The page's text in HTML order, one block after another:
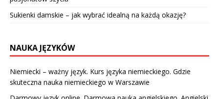
Sukienki damskie – jak wybrać idealną na każdą okazję?
NAUKA JĘZYKÓW
Niemiecki – ważny język. Kurs języka niemieckiego. Gdzie
skuteczna nauka niemieckiego w Warszawie